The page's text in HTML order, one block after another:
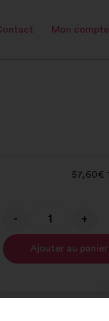
Mon compte
57,60€
- +
Ajouter au panier